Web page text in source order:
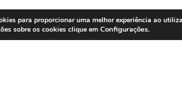
para proporcionar uma melhor experiência ao
sobre os cookies clique em Configurações.